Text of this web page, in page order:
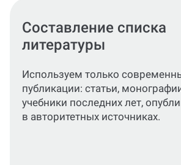
Подготовка текста
консультацию по одной или
главам, так и по отдельным
мы подготовим уникальное
для каждого раздела.